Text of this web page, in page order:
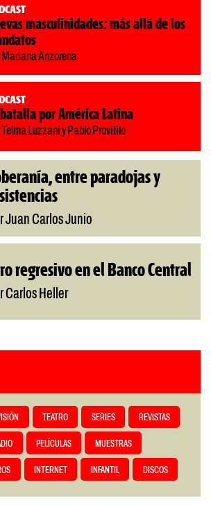
masculinidades: más allá de los
Mariana Anzorena
por América Latina
Telma Luzzani y Pablo Provitilo
entre paradojas y
Juan Carlos Junio
regresivo en el Banco Central
Carlos Heller
TEATRO SERIES REVISTAS
PELÍCULAS MUESTRAS
INTERNET INFANTIL DISCOS